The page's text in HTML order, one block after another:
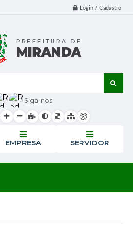
Login / Cadastro
Siga-nos
EMPRESA SERVIDOR